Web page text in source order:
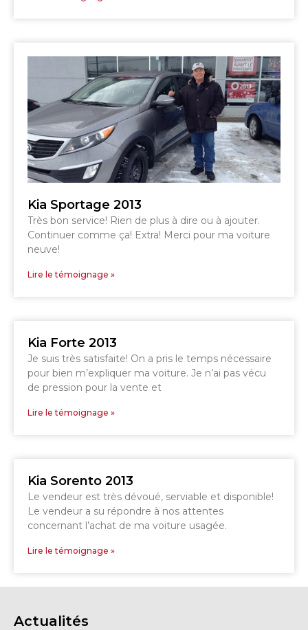
Kia Sportage 2013
Très bon service! Rien de plus à dire ou à ajouter.
Continuer comme ça! Extra! Merci pour ma voiture
neuve!
Lire le témoignage »
Kia Forte 2013
Je suis très satisfaite! On a pris le temps nécessaire
pour bien m’expliquer ma voiture. Je n’ai pas vécu
de pression pour la vente et
Lire le témoignage »
Kia Sorento 2013
Le vendeur est très dévoué, serviable et disponible!
Le vendeur a su répondre à nos attentes
concernant l’achat de ma voiture usagée.
Lire le témoignage »
Actualités
819 564-2196
GRANBY
DRUMMONDVILLE
ESTRIE
SHERBROOKE
SHERBROOKE
DRUMMONDVILLE
GRANBY
SHERBROOKE
Voir le site